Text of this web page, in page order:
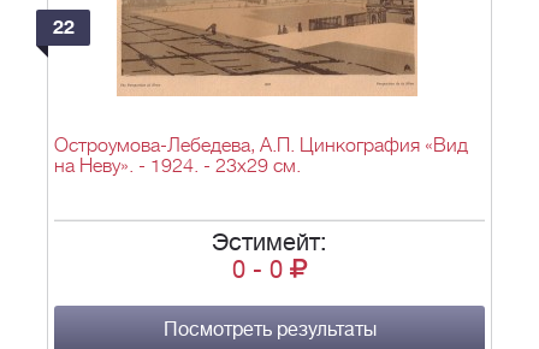
22
Остроумова-Лебедева, А.П. Цинкография «Вид
на Неву». - 1924. - 23х29 см.
Эстимейт:
0 - 0
Посмотреть результаты